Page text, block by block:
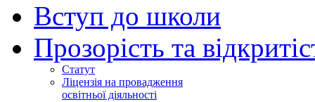
Вступ до школи
Прозорість та
Статут
Ліцензія на провадження
освітньої діяльності